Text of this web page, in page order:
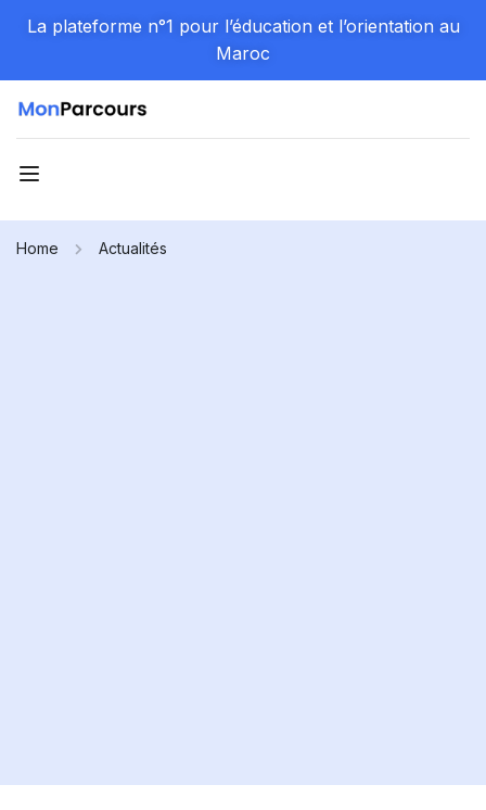
La plateforme n°1 pour l’éducation et l’orientation au
Maroc
Home Actualités